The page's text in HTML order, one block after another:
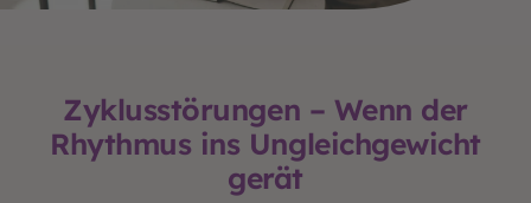
Zyklusstörungen – Wenn der
Rhythmus ins Ungleichgewicht
gerät